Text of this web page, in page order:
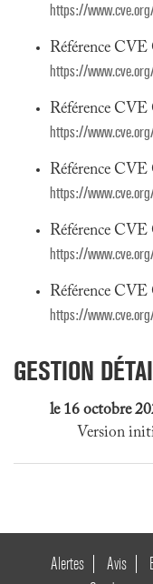
https://
Référence
https://
Référence
https://
Référence
https://
Référence
https://
Référence
https://
GESTION
le 16 octobre
Version
Alertes Avis